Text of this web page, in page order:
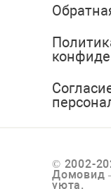
© 2002-
Домовид
уюта.